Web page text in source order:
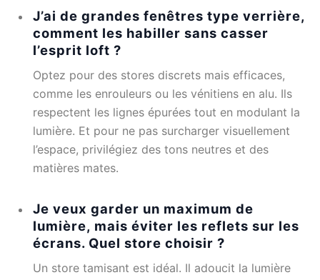
J’ai de grandes fenêtres type verrière,
comment les habiller sans casser
l’esprit loft ?
Optez pour des stores discrets mais efficaces,
comme les enrouleurs ou les vénitiens en alu. Ils
respectent les lignes épurées tout en modulant la
lumière. Et pour ne pas surcharger visuellement
l’espace, privilégiez des tons neutres et des
matières mates.
Je veux garder un maximum de
lumière, mais éviter les reflets sur les
écrans. Quel store choisir ?
Un store tamisant est idéal. Il adoucit la lumière